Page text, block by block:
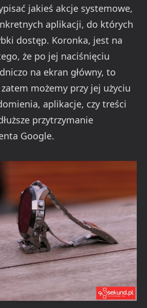
jakieś akcje systemowe,
aplikacji, do których
dostęp. Koronka, jest na
że po jej naciśnięciu
na ekran główny, to
możemy przy jej użyciu
aplikacje, czy treści
przytrzymanie
Google.